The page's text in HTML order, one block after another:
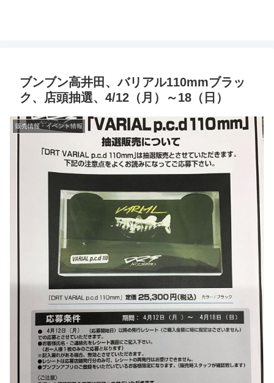
ブンブン高井田、バリアル110mmブラッ
ク、店頭抽選、4/12（月）～18（日）
販売情報・イベント情報